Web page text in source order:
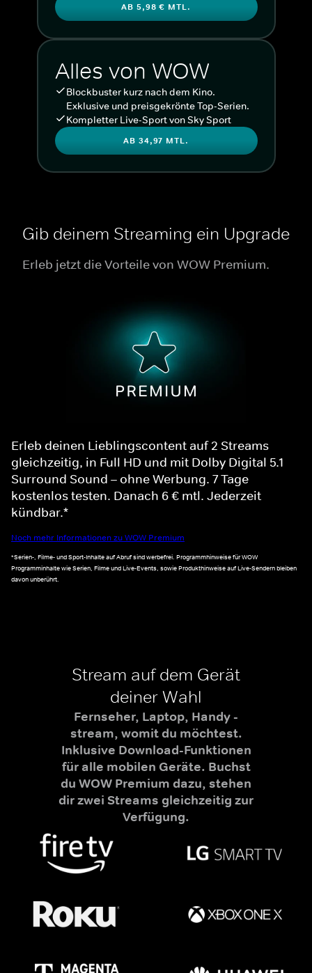
AB 5,98 € MTL.
Alles von WOW
Blockbuster kurz nach dem Kino.
Exklusive und preisgekrönte Top-Serien.
Kompletter Live-Sport von Sky Sport
AB 34,97 MTL.
Gib deinem Streaming ein Upgrade
Erleb jetzt die Vorteile von WOW Premium.
Erleb deinen Lieblingscontent auf 2 Streams
gleichzeitig, in Full HD und mit Dolby Digital 5.1
Surround Sound – ohne Werbung. 7 Tage
kostenlos testen. Danach 6 € mtl. Jederzeit
kündbar.*
Noch mehr Informationen zu WOW Premium
*Serien-, Filme- und Sport-Inhalte auf Abruf sind werbefrei. Programmhinweise für WOW
Programminhalte wie Serien, Filme und Live-Events, sowie Produkthinweise auf Live-Sendern bleiben
davon unberührt.
Stream auf dem Gerät
deiner Wahl
Fernseher, Laptop, Handy -
stream, womit du möchtest.
Inklusive Download-Funktionen
für alle mobilen Geräte. Buchst
du WOW Premium dazu, stehen
dir zwei Streams gleichzeitig zur
Verfügung.